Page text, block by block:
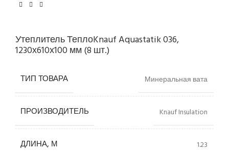
Утеплитель ТеплоKnauf Aquastatik 036,
1230х610х100 мм (8 шт.)
ТИП ТОВАРА Минеральная вата
ПРОИЗВОДИТЕЛЬ Knauf Insulation
ДЛИНА, М 1.23